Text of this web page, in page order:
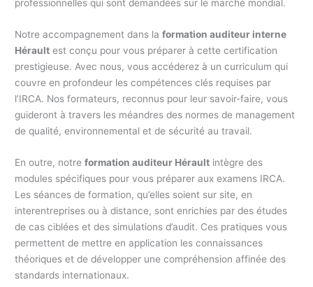
professionnelles qui sont demandées sur le marché mondial.
Notre accompagnement dans laformation auditeur interne
Hérault est conçu pour vous préparer à cette certification
prestigieuse. Avec nous, vous accéderez à un curriculum qui
couvre en profondeur les compétences clés requises par
l’IRCA. Nos formateurs, reconnus pour leur savoir-faire, vous
guideront à travers les méandres des normes de management
de qualité, environnemental et de sécurité au travail.
En outre, notreformation auditeur Hérault intègre des
modules spécifiques pour vous préparer aux examens IRCA.
Les séances de formation, qu’elles soient sur site, en
interentreprises ou à distance, sont enrichies par des études
de cas ciblées et des simulations d’audit. Ces pratiques vous
permettent de mettre en application les connaissances
théoriques et de développer une compréhension affinée des
standards internationaux.